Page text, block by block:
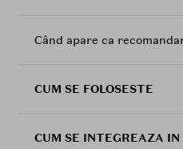
Nuante:
atmosfera senzuala
03 ECSTASY: Roz-
Când apare ca
CUM SE FOLOSESTE
CUM SE INTEGREAZA